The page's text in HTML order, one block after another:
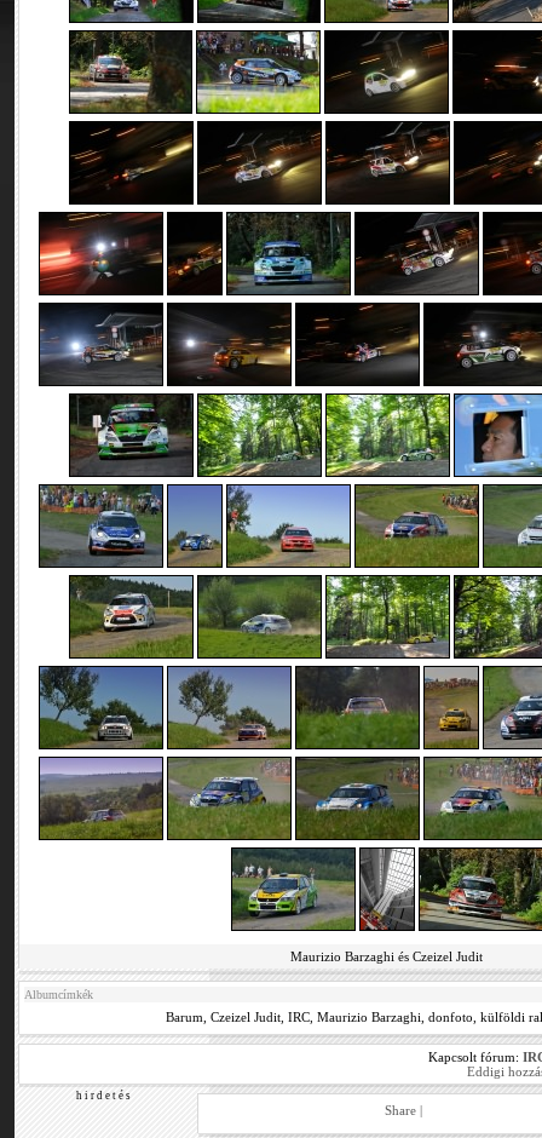
Maurizio Barzaghi és Czeizel Judit
Albumcímkék
Barum Czeizel Judit IRC Maurizio Barzaghi donfoto külföldi
Kapcsolt fórum:
Eddigi
h i r d e t é s
Share |